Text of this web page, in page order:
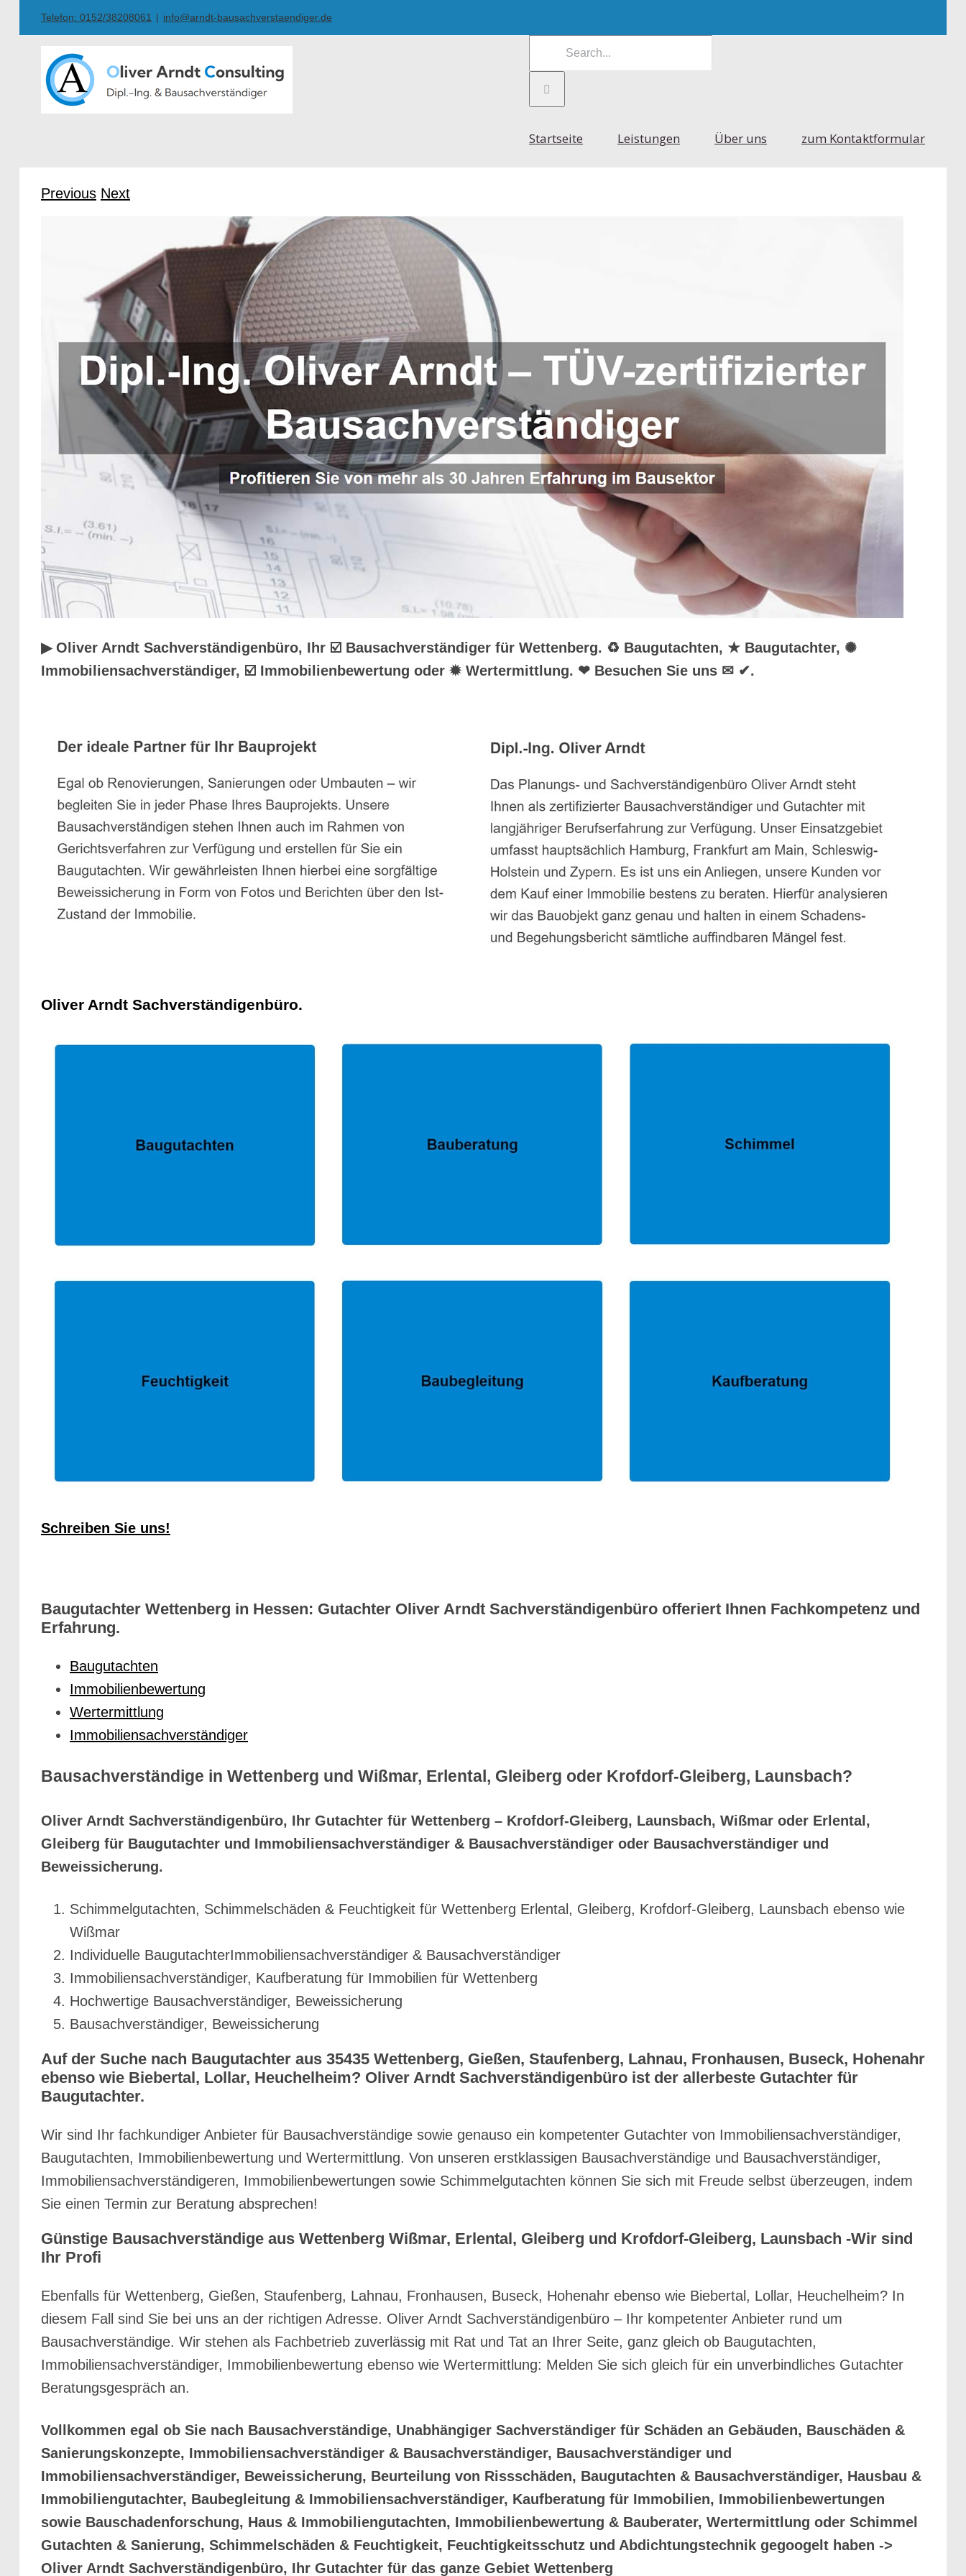
Telefon: 0152/38208061 | info@arndt-bausachverstaendiger.de
Search
for:
Startseite Leistungen Über uns zum Kontaktformular
Previous Next
▶︎ Oliver Arndt Sachverständigenbüro, Ihr ☑️ Bausachverständiger für Wettenberg. ♻ Baugutachten, ★ Baugutachter, ✺
Immobiliensachverständiger, ☑️ Immobilienbewertung oder ✹ Wertermittlung. ❤ Besuchen Sie uns ✉ ✔.
Oliver Arndt Sachverständigenbüro.
Schreiben Sie uns!
Baugutachter Wettenberg in Hessen: Gutachter Oliver Arndt Sachverständigenbüro offeriert Ihnen Fachkompetenz und
Erfahrung.
Baugutachten
Immobilienbewertung
Wertermittlung
Immobiliensachverständiger
Bausachverständige in Wettenberg und Wißmar, Erlental, Gleiberg oder Krofdorf-Gleiberg, Launsbach?
Oliver Arndt Sachverständigenbüro, Ihr Gutachter für Wettenberg – Krofdorf-Gleiberg, Launsbach, Wißmar oder Erlental,
Gleiberg für Baugutachter und Immobiliensachverständiger & Bausachverständiger oder Bausachverständiger und
Beweissicherung.
Schimmelgutachten, Schimmelschäden & Feuchtigkeit für Wettenberg Erlental, Gleiberg, Krofdorf-Gleiberg, Launsbach ebenso wie
Wißmar
Individuelle BaugutachterImmobiliensachverständiger & Bausachverständiger
Immobiliensachverständiger, Kaufberatung für Immobilien für Wettenberg
Hochwertige Bausachverständiger, Beweissicherung
Bausachverständiger, Beweissicherung
Auf der Suche nach Baugutachter aus 35435 Wettenberg, Gießen, Staufenberg, Lahnau, Fronhausen, Buseck, Hohenahr
ebenso wie Biebertal, Lollar, Heuchelheim? Oliver Arndt Sachverständigenbüro ist der allerbeste Gutachter für
Baugutachter.
Wir sind Ihr fachkundiger Anbieter für Bausachverständige sowie genauso ein kompetenter Gutachter von Immobiliensachverständiger,
Baugutachten, Immobilienbewertung und Wertermittlung. Von unseren erstklassigen Bausachverständige und Bausachverständiger,
Immobiliensachverständigeren, Immobilienbewertungen sowie Schimmelgutachten können Sie sich mit Freude selbst überzeugen, indem
Sie einen Termin zur Beratung absprechen!
Günstige Bausachverständige aus Wettenberg Wißmar, Erlental, Gleiberg und Krofdorf-Gleiberg, Launsbach -Wir sind
Ihr Profi
Ebenfalls für Wettenberg, Gießen, Staufenberg, Lahnau, Fronhausen, Buseck, Hohenahr ebenso wie Biebertal, Lollar, Heuchelheim? In
diesem Fall sind Sie bei uns an der richtigen Adresse. Oliver Arndt Sachverständigenbüro – Ihr kompetenter Anbieter rund um
Bausachverständige. Wir stehen als Fachbetrieb zuverlässig mit Rat und Tat an Ihrer Seite, ganz gleich ob Baugutachten,
Immobiliensachverständiger, Immobilienbewertung ebenso wie Wertermittlung: Melden Sie sich gleich für ein unverbindliches Gutachter
Beratungsgespräch an.
Vollkommen egal ob Sie nach Bausachverständige, Unabhängiger Sachverständiger für Schäden an Gebäuden, Bauschäden &
Sanierungskonzepte, Immobiliensachverständiger & Bausachverständiger, Bausachverständiger und
Immobiliensachverständiger, Beweissicherung, Beurteilung von Rissschäden, Baugutachten & Bausachverständiger, Hausbau &
Immobiliengutachter, Baubegleitung & Immobiliensachverständiger, Kaufberatung für Immobilien, Immobilienbewertungen
sowie Bauschadenforschung, Haus & Immobiliengutachten, Immobilienbewertung & Bauberater, Wertermittlung oder Schimmel
Gutachten & Sanierung, Schimmelschäden & Feuchtigkeit, Feuchtigkeitsschutz und Abdichtungstechnik gegoogelt haben ->
Oliver Arndt Sachverständigenbüro, Ihr Gutachter für das ganze Gebiet Wettenberg